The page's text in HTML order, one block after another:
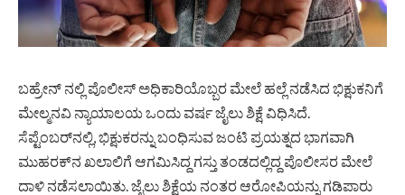
ಬಹ್ರೇನ್‌ ನಲ್ಲಿ ಪೊಲೀಸ್ ಅಧಿಕಾರಿಯೊಬ್ಬರ ಮೇಲೆ ಹಲ್ಲೆ ನಡೆಸಿದ ಭಿಕ್ಷುಕನಿಗೆ
ಮೇಲ್ಮನವಿ ನ್ಯಾಯಾಲಯ ಒಂದು ವರ್ಷ ಜೈಲು ಶಿಕ್ಷೆ ವಿಧಿಸಿದೆ.
ಸೆಪ್ಟೆಂಬರ್‌ನಲ್ಲಿ, ಭಿಕ್ಷುಕರನ್ನು ಬಂಧಿಸುವ ಜಂಟಿ ಪ್ರಯತ್ನದ ಭಾಗವಾಗಿ
ಮುಹರಕ್‌ನ ಖಲಾಲಿಗೆ ಆಗಮಿಸಿದ್ದ ಗಸ್ತು ತಂಡದಲ್ಲಿದ್ದ ಪೊಲೀಸರ ಮೇಲೆ
ದಾಳಿ ನಡೆಸಲಾಯಿತು. ಜೈಲು ಶಿಕ್ಷೆಯ ನಂತರ ಆರೋಪಿಯನ್ನು ಗಡಿಪಾರು